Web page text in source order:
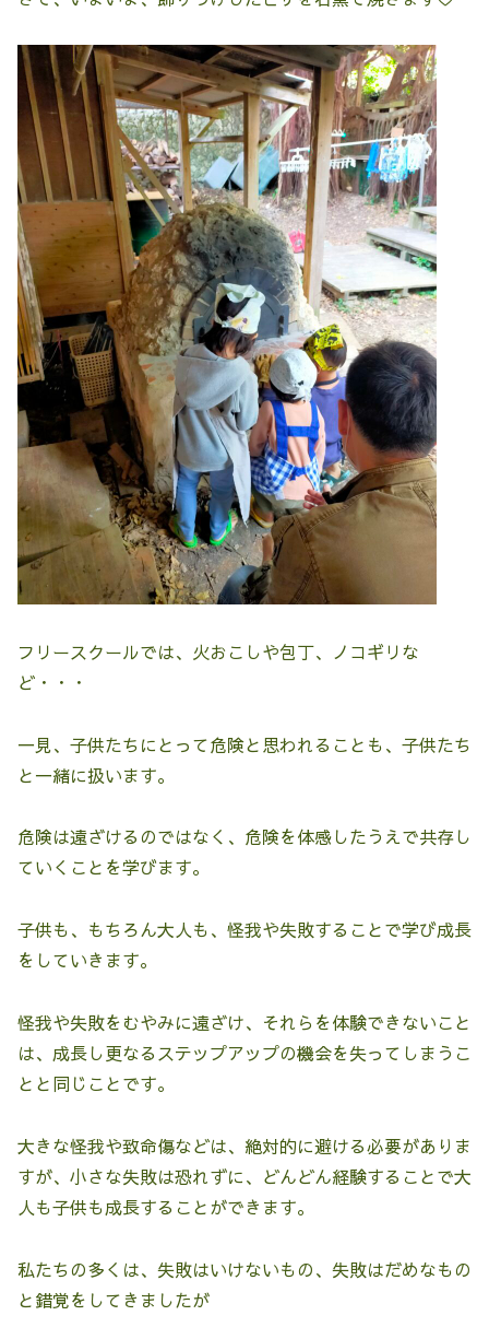
フリースクールでは、火おこしや包丁、ノコギリな
ど・・・
一見、子供たちにとって危険と思われることも、子供たち
と一緒に扱います。
危険は遠ざけるのではなく、危険を体感したうえで共存し
ていくことを学びます。
子供も、もちろん大人も、怪我や失敗することで学び成長
をしていきます。
怪我や失敗をむやみに遠ざけ、それらを体験できないこと
は、成長し更なるステップアップの機会を失ってしまうこ
とと同じことです。
大きな怪我や致命傷などは、絶対的に避ける必要がありま
すが、小さな失敗は恐れずに、どんどん経験することで大
人も子供も成長することができます。
私たちの多くは、失敗はいけないもの、失敗はだめなもの
と錯覚をしてきましたが